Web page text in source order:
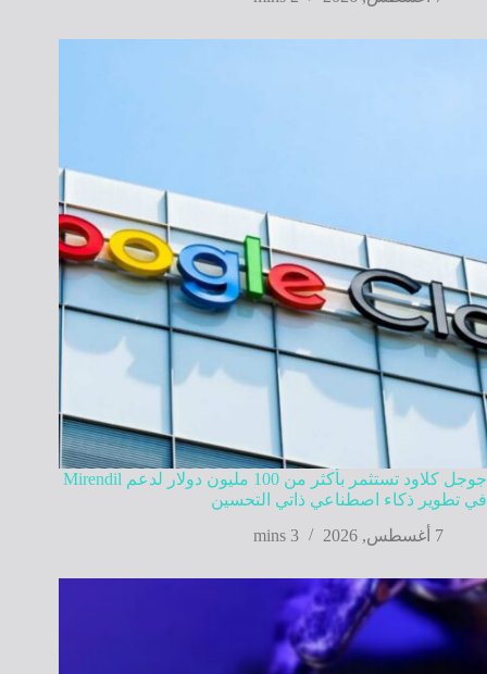
جوجل كلاود تستثمر بأكثر من 100 مليون دولار لدعم Mirendil
في تطوير ذكاء اصطناعي ذاتي التحسين
7 أغسطس, 2026
3 mins